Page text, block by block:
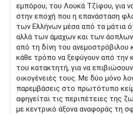
εμπόρου, του Λουκά Τζίφου, για
στην εποχή που η επανάσταση
των Ελλήνων μέσα από τα μάτια
αλλά των άμαχων και των
από τη δίνη του ανεμοστρόβιλου
κάθε τρόπο να ξεφύγουν από την
του κατακτητή, για να επιβιώσουν
οικογένειές τους. Με δύο μόνο
παρεμβάσεις στο πρωτότυπο
αφηγείται τις περιπέτειες της
με κεντρικό άξονα αναφοράς τη